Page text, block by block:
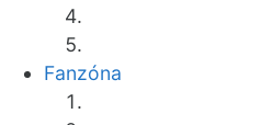
Fanzóna